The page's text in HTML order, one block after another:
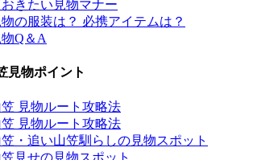
きたい見物マナー
の服装は？ 必携アイテムは？
Q＆A
見物ポイント
見物ルート攻略法
見物ルート攻略法
・追い山笠馴らしの見物スポット
見せの見物スポット